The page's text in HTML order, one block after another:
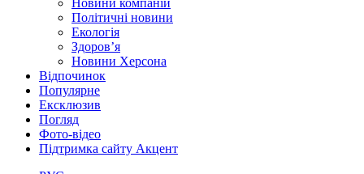
Новини компаній
Політичні новини
Екологія
Здоров’я
Новини Херсона
Відпочинок
Популярне
Ексклюзив
Погляд
Фото-відео
Підтримка сайту Акцент